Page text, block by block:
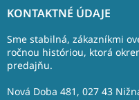
KONTAKTNÉ ÚDAJE
Sme stabilná, zákazníkmi
ročnou históriou, ktorá
predajňu.
Nová Doba 481, 027 43